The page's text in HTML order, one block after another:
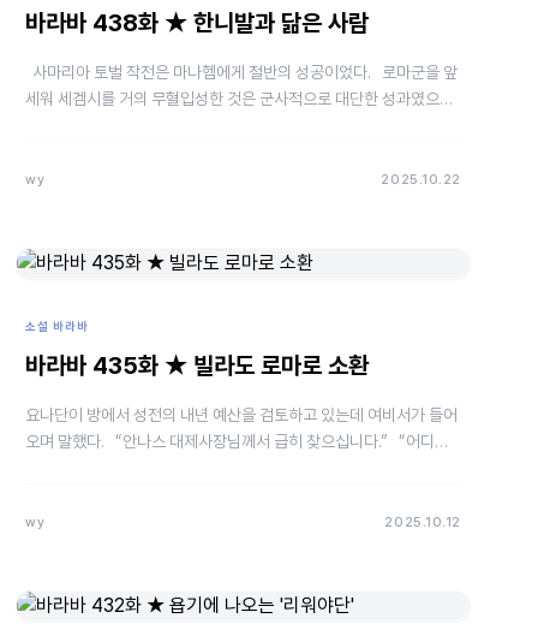
바라바 438화 ★ 한니발과 닮은 사람
사마리아 토벌 작전은 마나헴에게 절반의 성공이었다. 로마군을 앞
세워 세겜시를 거의 무혈입성한 것은 군사적으로 대단한 성과였으나
wy 2025.10.22
소설 바라바
바라바 435화 ★ 빌라도 로마로 소환
요나단이 방에서 성전의 내년 예산을 검토하고 있는데 여비서가 들어
오며 말했다. “안나스 대제사장님께서 급히 찾으십니다.” “어디가
wy 2025.10.12